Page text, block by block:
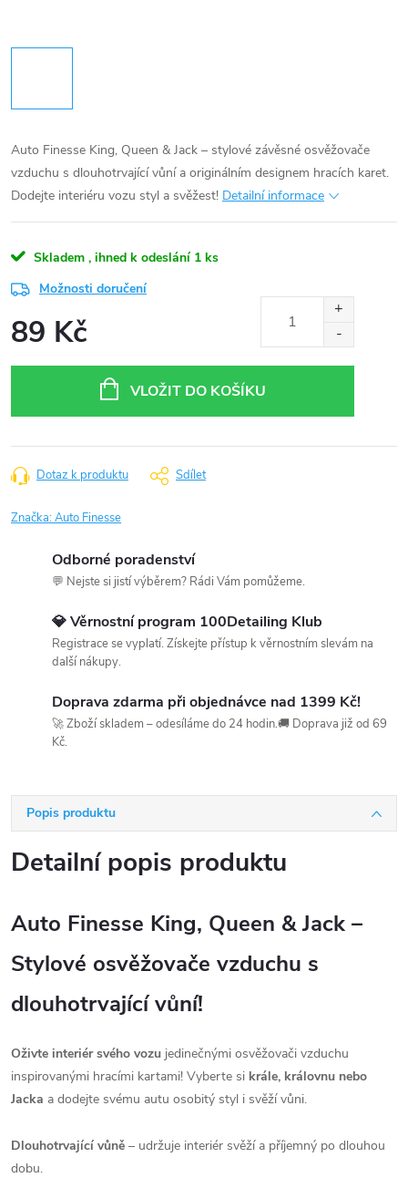
Auto Finesse King, Queen & Jack – stylové závěsné osvěžovače
vzduchu s dlouhotrvající vůní a originálním designem hracích karet.
Dodejte interiéru vozu styl a svěžest! Detailní informace
Skladem , ihned k odeslání 1 ks
Možnosti doručení
89 Kč
VLOŽIT DO KOŠÍKU
Dotaz k produktu Sdílet
Značka:Auto Finesse
Odborné poradenství
💬 Nejste si jistí výběrem? Rádi Vám pomůžeme.
💎 Věrnostní program 100Detailing Klub
Registrace se vyplatí. Získejte přístup k věrnostním slevám na
další nákupy.
Doprava zdarma při objednávce nad 1399 Kč!
🚀 Zboží skladem – odesíláme do 24 hodin.🚚 Doprava již od 69
Kč.
Popis produktu
Detailní popis produktu
Auto Finesse King, Queen & Jack –
Stylové osvěžovače vzduchu s
dlouhotrvající vůní!
Oživte interiér svého vozu jedinečnými osvěžovači vzduchu
inspirovanými hracími kartami! Vyberte si krále, královnu nebo
Jacka a dodejte svému autu osobitý styl i svěží vůni.
Dlouhotrvající vůně – udržuje interiér svěží a příjemný po dlouhou
dobu.